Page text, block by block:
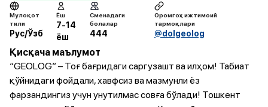
Мулоқот
тили
Рус/Ўзб
Ёш
7-14
ёш
Сменадаги
болалар
444
Оромгоҳ ижтимоий
тармоқлари
@dolgeolog
Қисқача маълумот
“GEOLOG” – Тоғ бағридаги саргузашт ва илҳом! Табиат
қўйнидаги фойдали, хавфсиз ва мазмунли ёз
фарзандингиз учун унутилмас совға бўлади! Тошкент